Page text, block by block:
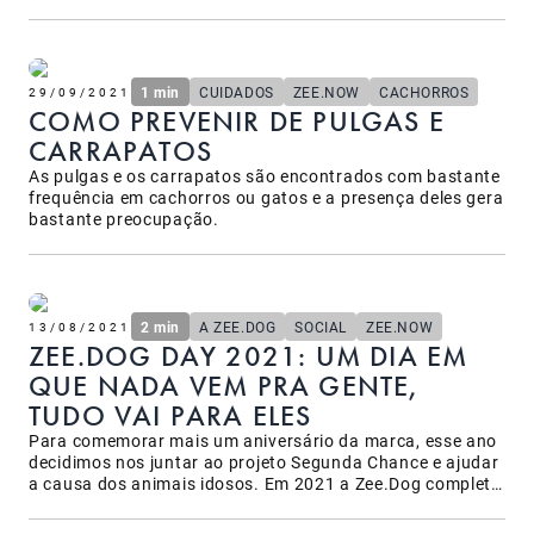
29/09/2021 1 min CUIDADOS ZEE.NOW CACHORROS
COMO PREVENIR DE PULGAS E
CARRAPATOS
As pulgas e os carrapatos são encontrados com bastante
frequência em cachorros ou gatos e a presença deles gera
bastante preocupação.
13/08/2021 2 min A ZEE.DOG SOCIAL ZEE.NOW
ZEE.DOG DAY 2021: UM DIA EM
QUE NADA VEM PRA GENTE,
TUDO VAI PARA ELES
Para comemorar mais um aniversário da marca, esse ano
decidimos nos juntar ao projeto Segunda Chance e ajudar
a causa dos animais idosos. Em 2021 a Zee.Dog completa
norte uma única missão: conectar cachorros e pessoas.